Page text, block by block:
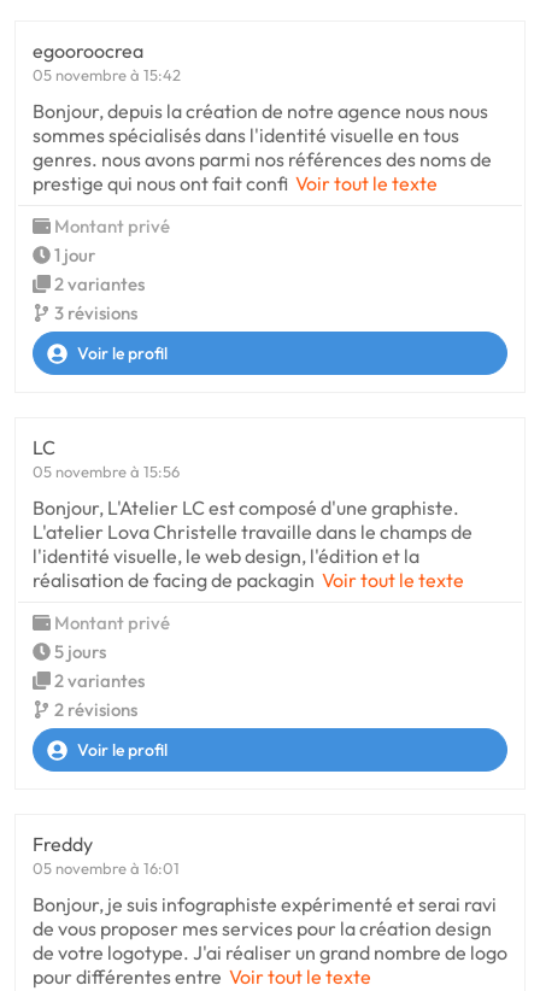
egooroocrea
05 novembre à 15:42
Bonjour, depuis la création de notre agence nous nous
sommes spécialisés dans l'identité visuelle en tous
genres. nous avons parmi nos références des noms de
prestige qui nous ont fait confi Voir tout le texte
Montant privé
1 jour
2 variantes
3 révisions
Voir le profil
LC
05 novembre à 15:56
Bonjour, L'Atelier LC est composé d'une graphiste.
L'atelier Lova Christelle travaille dans le champs de
l'identité visuelle, le web design, l'édition et la
réalisation de facing de packagin Voir tout le texte
Montant privé
5 jours
2 variantes
2 révisions
Voir le profil
Freddy
05 novembre à 16:01
Bonjour, je suis infographiste expérimenté et serai ravi
de vous proposer mes services pour la création design
de votre logotype. J'ai réaliser un grand nombre de logo
pour différentes entre Voir tout le texte